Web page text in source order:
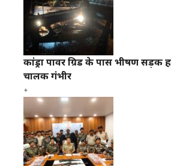
कांड्रा पावर ग्रिड के पास भीषण सड़क
चालक गंभीर